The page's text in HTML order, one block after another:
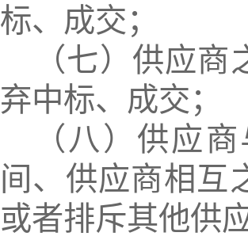
标、成交；
（七） 供应商
弃中标、成交；
（八 ） 供应
间、供应商相互
或者排斥其他供